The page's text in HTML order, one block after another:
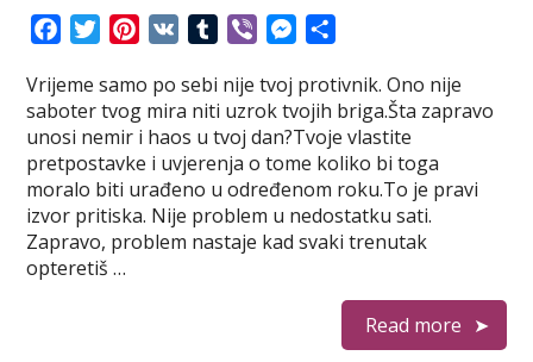
c
e
b
o
o
k
T
i
t
t
e
r
n
t
e
r
e
s
m
b
l
r
b
e
r
M
s
s
e
n
g
e
a
r
e
Vrijeme samo po sebi nije tvoj protivnik. Ono nije
saboter tvog mira niti uzrok tvojih briga.Šta zapravo
unosi nemir i haos u tvoj dan?Tvoje vlastite
pretpostavke i uvjerenja o tome koliko bi toga
moralo biti urađeno u određenom roku.To je pravi
izvor pritiska. Nije problem u nedostatku sati.
Zapravo, problem nastaje kad svaki trenutak
opteretiš …
Read more